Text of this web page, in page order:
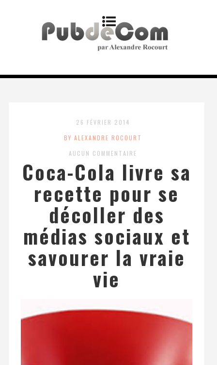
26 FÉVRIER 2014
BY ALEXANDRE ROCOURT
AUCUN COMMENTAIRE
Coca-Cola livre sa
recette pour se
décoller des
médias sociaux et
savourer la vraie
vie